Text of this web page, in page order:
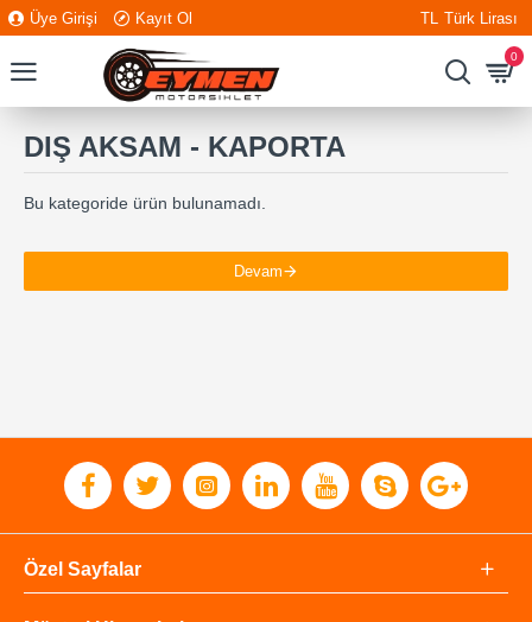
Üye Girişi Kayıt Ol TL Türk Lirası
0
DIŞ AKSAM - KAPORTA
Bu kategoride ürün bulunamadı.
Devam
Özel Sayfalar